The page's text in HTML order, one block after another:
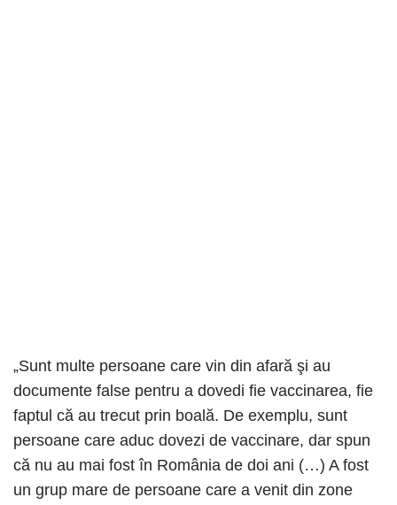
„Sunt multe persoane care vin din afară şi au
documente false pentru a dovedi fie vaccinarea, fie
faptul că au trecut prin boală. De exemplu, sunt
persoane care aduc dovezi de vaccinare, dar spun
că nu au mai fost în România de doi ani (…) A fost
un grup mare de persoane care a venit din zone